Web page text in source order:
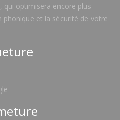
qui optimisera encore plus
et la sécurité de votre